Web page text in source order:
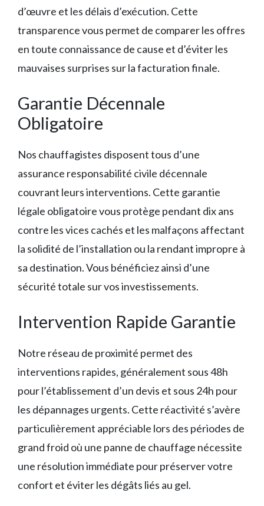
d’œuvre et les délais d’exécution. Cette
transparence vous permet de comparer les offres
en toute connaissance de cause et d’éviter les
mauvaises surprises sur la facturation finale.
Garantie Décennale
Obligatoire
Nos chauffagistes disposent tous d’une
assurance responsabilité civile décennale
couvrant leurs interventions. Cette garantie
légale obligatoire vous protège pendant dix ans
contre les vices cachés et les malfaçons affectant
la solidité de l’installation ou la rendant impropre à
sa destination. Vous bénéficiez ainsi d’une
sécurité totale sur vos investissements.
Intervention Rapide Garantie
Notre réseau de proximité permet des
interventions rapides, généralement sous 48h
pour l’établissement d’un devis et sous 24h pour
les dépannages urgents. Cette réactivité s’avère
particulièrement appréciable lors des périodes de
grand froid où une panne de chauffage nécessite
une résolution immédiate pour préserver votre
confort et éviter les dégâts liés au gel.